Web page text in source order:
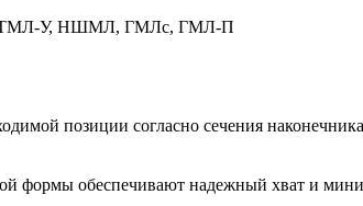
ТМЛ-У, НШМЛ, ГМЛс, ГМЛ-П
позиции согласно сечения наконечника
формы обеспечивают надежный хват и